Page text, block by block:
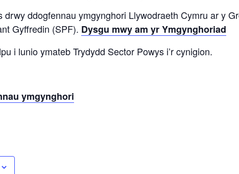
drwy ddogfennau ymgynghori Llywodraeth Cymru ar y
Gyffredin (SPF). Dysgu mwy am yr Ymgynghoriad
i lunio ymateb Trydydd Sector Powys i’r cynigion.
ymgynghori